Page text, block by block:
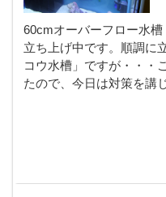
60cmオーバーフロー水槽
立ち上げ中です。順調に
コウ水槽」ですが・・・
たので、今日は対策を講